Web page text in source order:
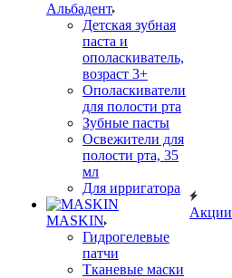
Альбадент
Детская зубная
паста и
ополаскиватель,
возраст 3+
Ополаскиватели
для полости рта
Зубные пасты
Освежители для
полости рта, 35
мл
Для ирригатора
MASKIN
Гидрогелевые
патчи
Тканевые маски
Акции